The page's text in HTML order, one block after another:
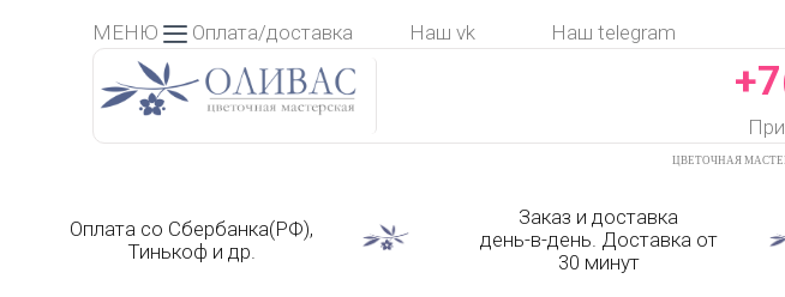
МЕНЮ Оплата/доставка Наш vk Наш telegram
ЦВЕТОЧНАЯ
Оплата со Сбербанка(РФ),
Тинькоф и др.
Заказ и доставка
день-в-день. Доставка от
30 минут